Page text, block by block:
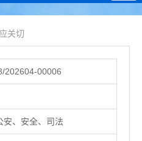
关切
202604-00006
安、安全、司法